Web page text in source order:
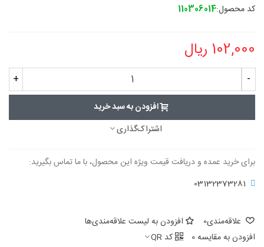
کد محصول:110306014
102,000 ریال
-
+
افزودن به سبد خرید
اشتراک‌گذاری
برای خرید عمده و دریافت قیمت ویژه این محصول، با ما تماس بگیرید:
03132373281
علاقه‌مندی0
افزودن به لیست علاقه‌مندی‌ها
افزودن به مقایسه0 کد QR